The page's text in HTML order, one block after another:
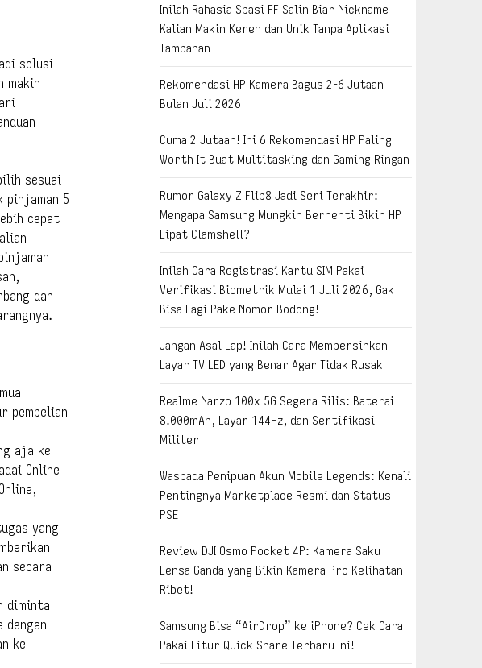
solusi
makin
sesuai
pinjaman 5
cepat
dan
pembelian
aja ke
Online
yang
secara
diminta
ke
Inilah Rahasia Spasi FF Salin Biar Nickname
Kalian Makin Keren dan Unik Tanpa Aplikasi
Tambahan
Rekomendasi HP Kamera Bagus 2-6 Jutaan
Bulan Juli 2026
Cuma 2 Jutaan! Ini 6 Rekomendasi HP Paling
Worth It Buat Multitasking dan Gaming Ringan
Rumor Galaxy Z Flip8 Jadi Seri Terakhir:
Mengapa Samsung Mungkin Berhenti Bikin HP
Lipat Clamshell?
Inilah Cara Registrasi Kartu SIM Pakai
Verifikasi Biometrik Mulai 1 Juli 2026, Gak
Bisa Lagi Pake Nomor Bodong!
Jangan Asal Lap! Inilah Cara Membersihkan
Layar TV LED yang Benar Agar Tidak Rusak
Realme Narzo 100x 5G Segera Rilis: Baterai
8.000mAh, Layar 144Hz, dan Sertifikasi
Militer
Waspada Penipuan Akun Mobile Legends: Kenali
Pentingnya Marketplace Resmi dan Status
PSE
Review DJI Osmo Pocket 4P: Kamera Saku
Lensa Ganda yang Bikin Kamera Pro Kelihatan
Ribet!
Samsung Bisa “AirDrop” ke iPhone? Cek Cara
Pakai Fitur Quick Share Terbaru Ini!